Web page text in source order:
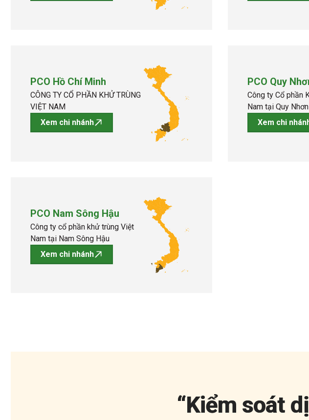
PCO Hồ Chí Minh
CÔNG TY CỔ PHẦN KHỬ TRÙNG
VIỆT NAM
Xem chi nhánh
PCO Quy
Công ty Cổ phần
Nam tại Quy Nhơn
Xem chi
PCO Nam Sông Hậu
Công ty cổ phần khử trùng Việt
Nam tại Nam Sông Hậu
Xem chi nhánh
“Kiểm soát dị